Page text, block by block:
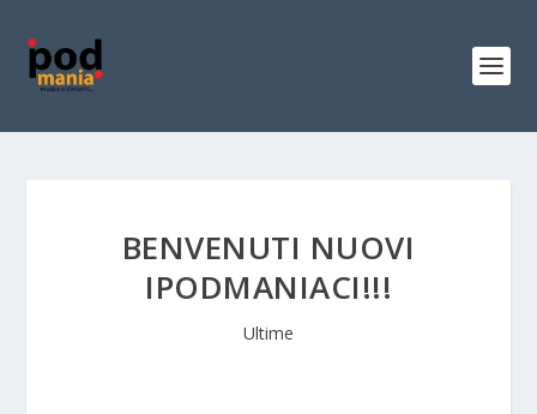
BENVENUTI NUOVI
IPODMANIACI!!!
Ultime